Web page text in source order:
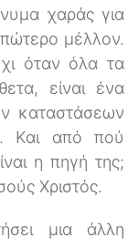
χαράς για
μέλλον.
όταν όλα τα
είναι ένα
καταστάσεων
Και από πού
η πηγή της;
Χριστός.
μια άλλη